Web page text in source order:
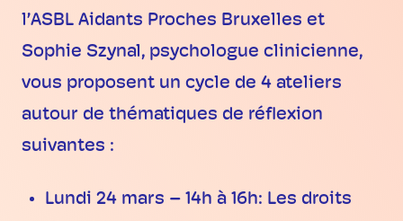
l’ASBL Aidants Proches Bruxelles et
Sophie Szynal, psychologue clinicienne,
vous proposent un cycle de 4 ateliers
autour de thématiques de réflexion
suivantes :
Lundi 24 mars – 14h à 16h: Les droits